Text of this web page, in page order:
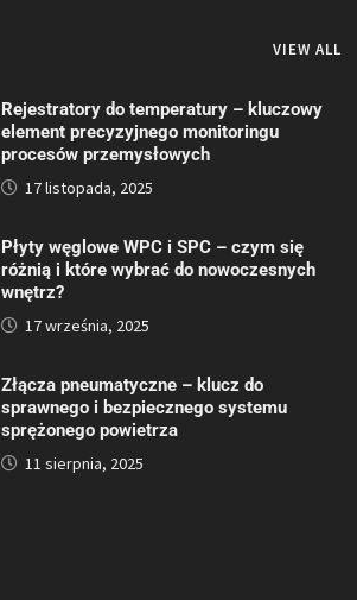
VIEW ALL
Rejestratory do temperatury – kluczowy
element precyzyjnego monitoringu
procesów przemysłowych
17 listopada, 2025
Płyty węglowe WPC i SPC – czym się
różnią i które wybrać do nowoczesnych
wnętrz?
17 września, 2025
Złącza pneumatyczne – klucz do
sprawnego i bezpiecznego systemu
sprężonego powietrza
11 sierpnia, 2025